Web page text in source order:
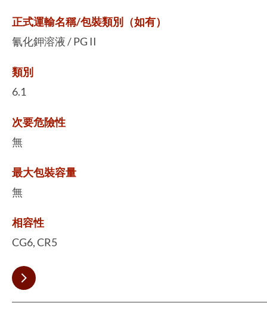
正式運輸名稱/包裝類別（如有）
氰化鉀溶液 / PG II
類別
6.1
次要危險性
無
最大包裝容量
無
相容性
CG6, CR5